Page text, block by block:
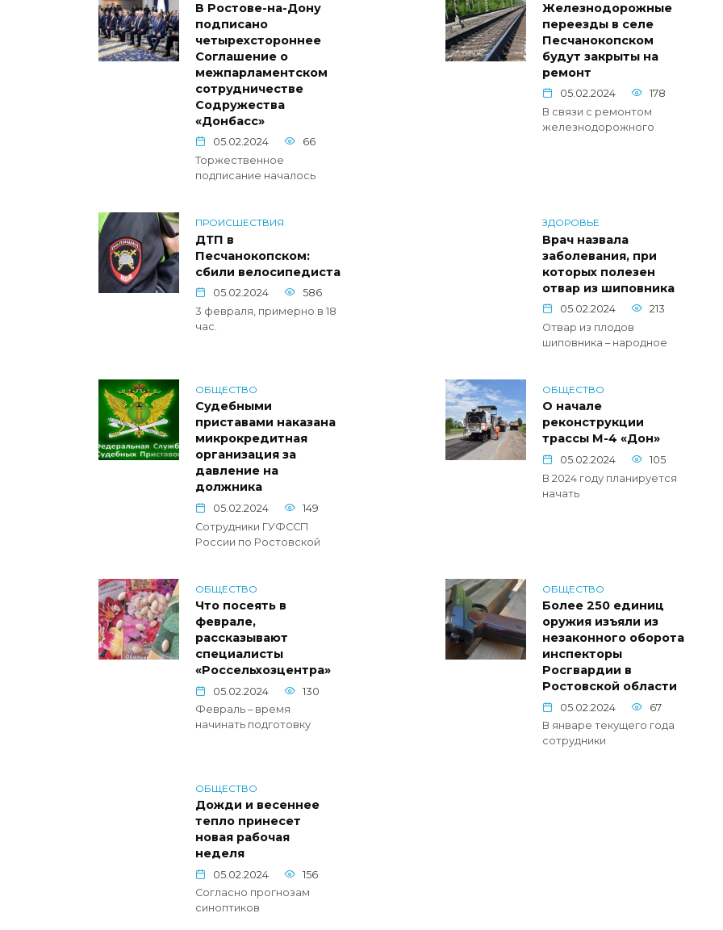
В Ростове-на-Дону
подписано
четырехстороннее
Соглашение о
межпарламентском
сотрудничестве
Содружества
«Донбасс»
05.02.2024
66
Торжественное
подписание началось
Железнодорожные
переезды в селе
Песчанокопском
будут закрыты на
ремонт
05.02.2024
178
В связи с ремонтом
железнодорожного
ПРОИСШЕСТВИЯ
ДТП в
Песчанокопском:
сбили велосипедиста
05.02.2024
586
3 февраля, примерно в 18
час.
ЗДОРОВЬЕ
Врач назвала
заболевания, при
которых полезен
отвар из шиповника
05.02.2024
213
Отвар из плодов
шиповника – народное
ОБЩЕСТВО
Судебными
приставами наказана
микрокредитная
организация за
давление на
должника
05.02.2024
149
Сотрудники ГУФССП
России по Ростовской
ОБЩЕСТВО
О начале
реконструкции
трассы М-4 «Дон»
05.02.2024
105
В 2024 году планируется
начать
ОБЩЕСТВО
Что посеять в
феврале,
рассказывают
специалисты
«Россельхозцентра»
05.02.2024
130
Февраль – время
начинать подготовку
ОБЩЕСТВО
Более 250 единиц
оружия изъяли из
незаконного оборота
инспекторы
Росгвардии в
Ростовской области
05.02.2024
67
В январе текущего года
сотрудники
ОБЩЕСТВО
Дожди и весеннее
тепло принесет
новая рабочая
неделя
05.02.2024
156
Согласно прогнозам
синоптиков